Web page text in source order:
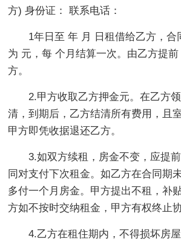
方) 身份证： 联系电话：
1年日至 年 月 日租借给乙方，合
为 元，每 个月结算一次。由乙方提
方。
2.甲方收取乙方押金元。在乙方
清，到期后，乙方结清所有费用，且
甲方即凭收据退还乙方。
3.如双方续租，房金不变，应提
同对支付下次租金。如乙方在合同期
多付一个月房金。甲方提出不租，补
方如不按时交纳租金，甲方有权终止协
4.乙方在租住期内，不得损坏房